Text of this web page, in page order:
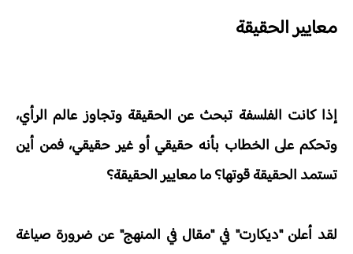
معايير الحقيقة
إذا كانت الفلسفة تبحث عن الحقيقة وتجاوز عالم الرأي،
وتحكم على الخطاب بأنه حقيقي أو غير حقيقي، فمن أين
تستمد الحقيقة قوتها؟ ما معايير الحقيقة؟
لقد أعلن "ديكارت" في "مقال في المنهج" عن ضرورة صياغة